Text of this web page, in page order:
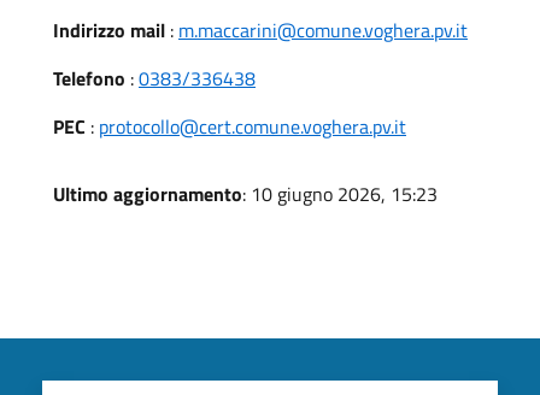
Indirizzo mail : m.maccarini@comune.voghera.pv.it
Telefono :0383/336438
PEC : protocollo@cert.comune.voghera.pv.it
Ultimo aggiornamento: 10 giugno 2026, 15:23